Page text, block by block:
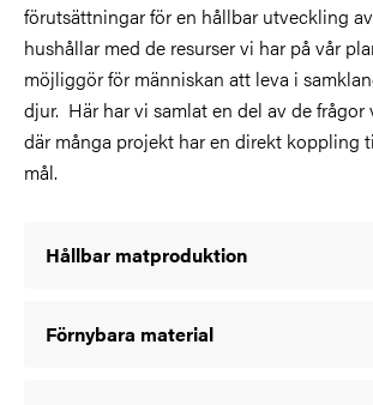
förutsättningar för en hållbar utveckling
hushållar med de resurser vi har på vår
möjliggör för människan att leva i
djur. Här har vi samlat en del av de frågor
där många projekt har en direkt koppling
mål.
Hållbar matproduktion
Förnybara material